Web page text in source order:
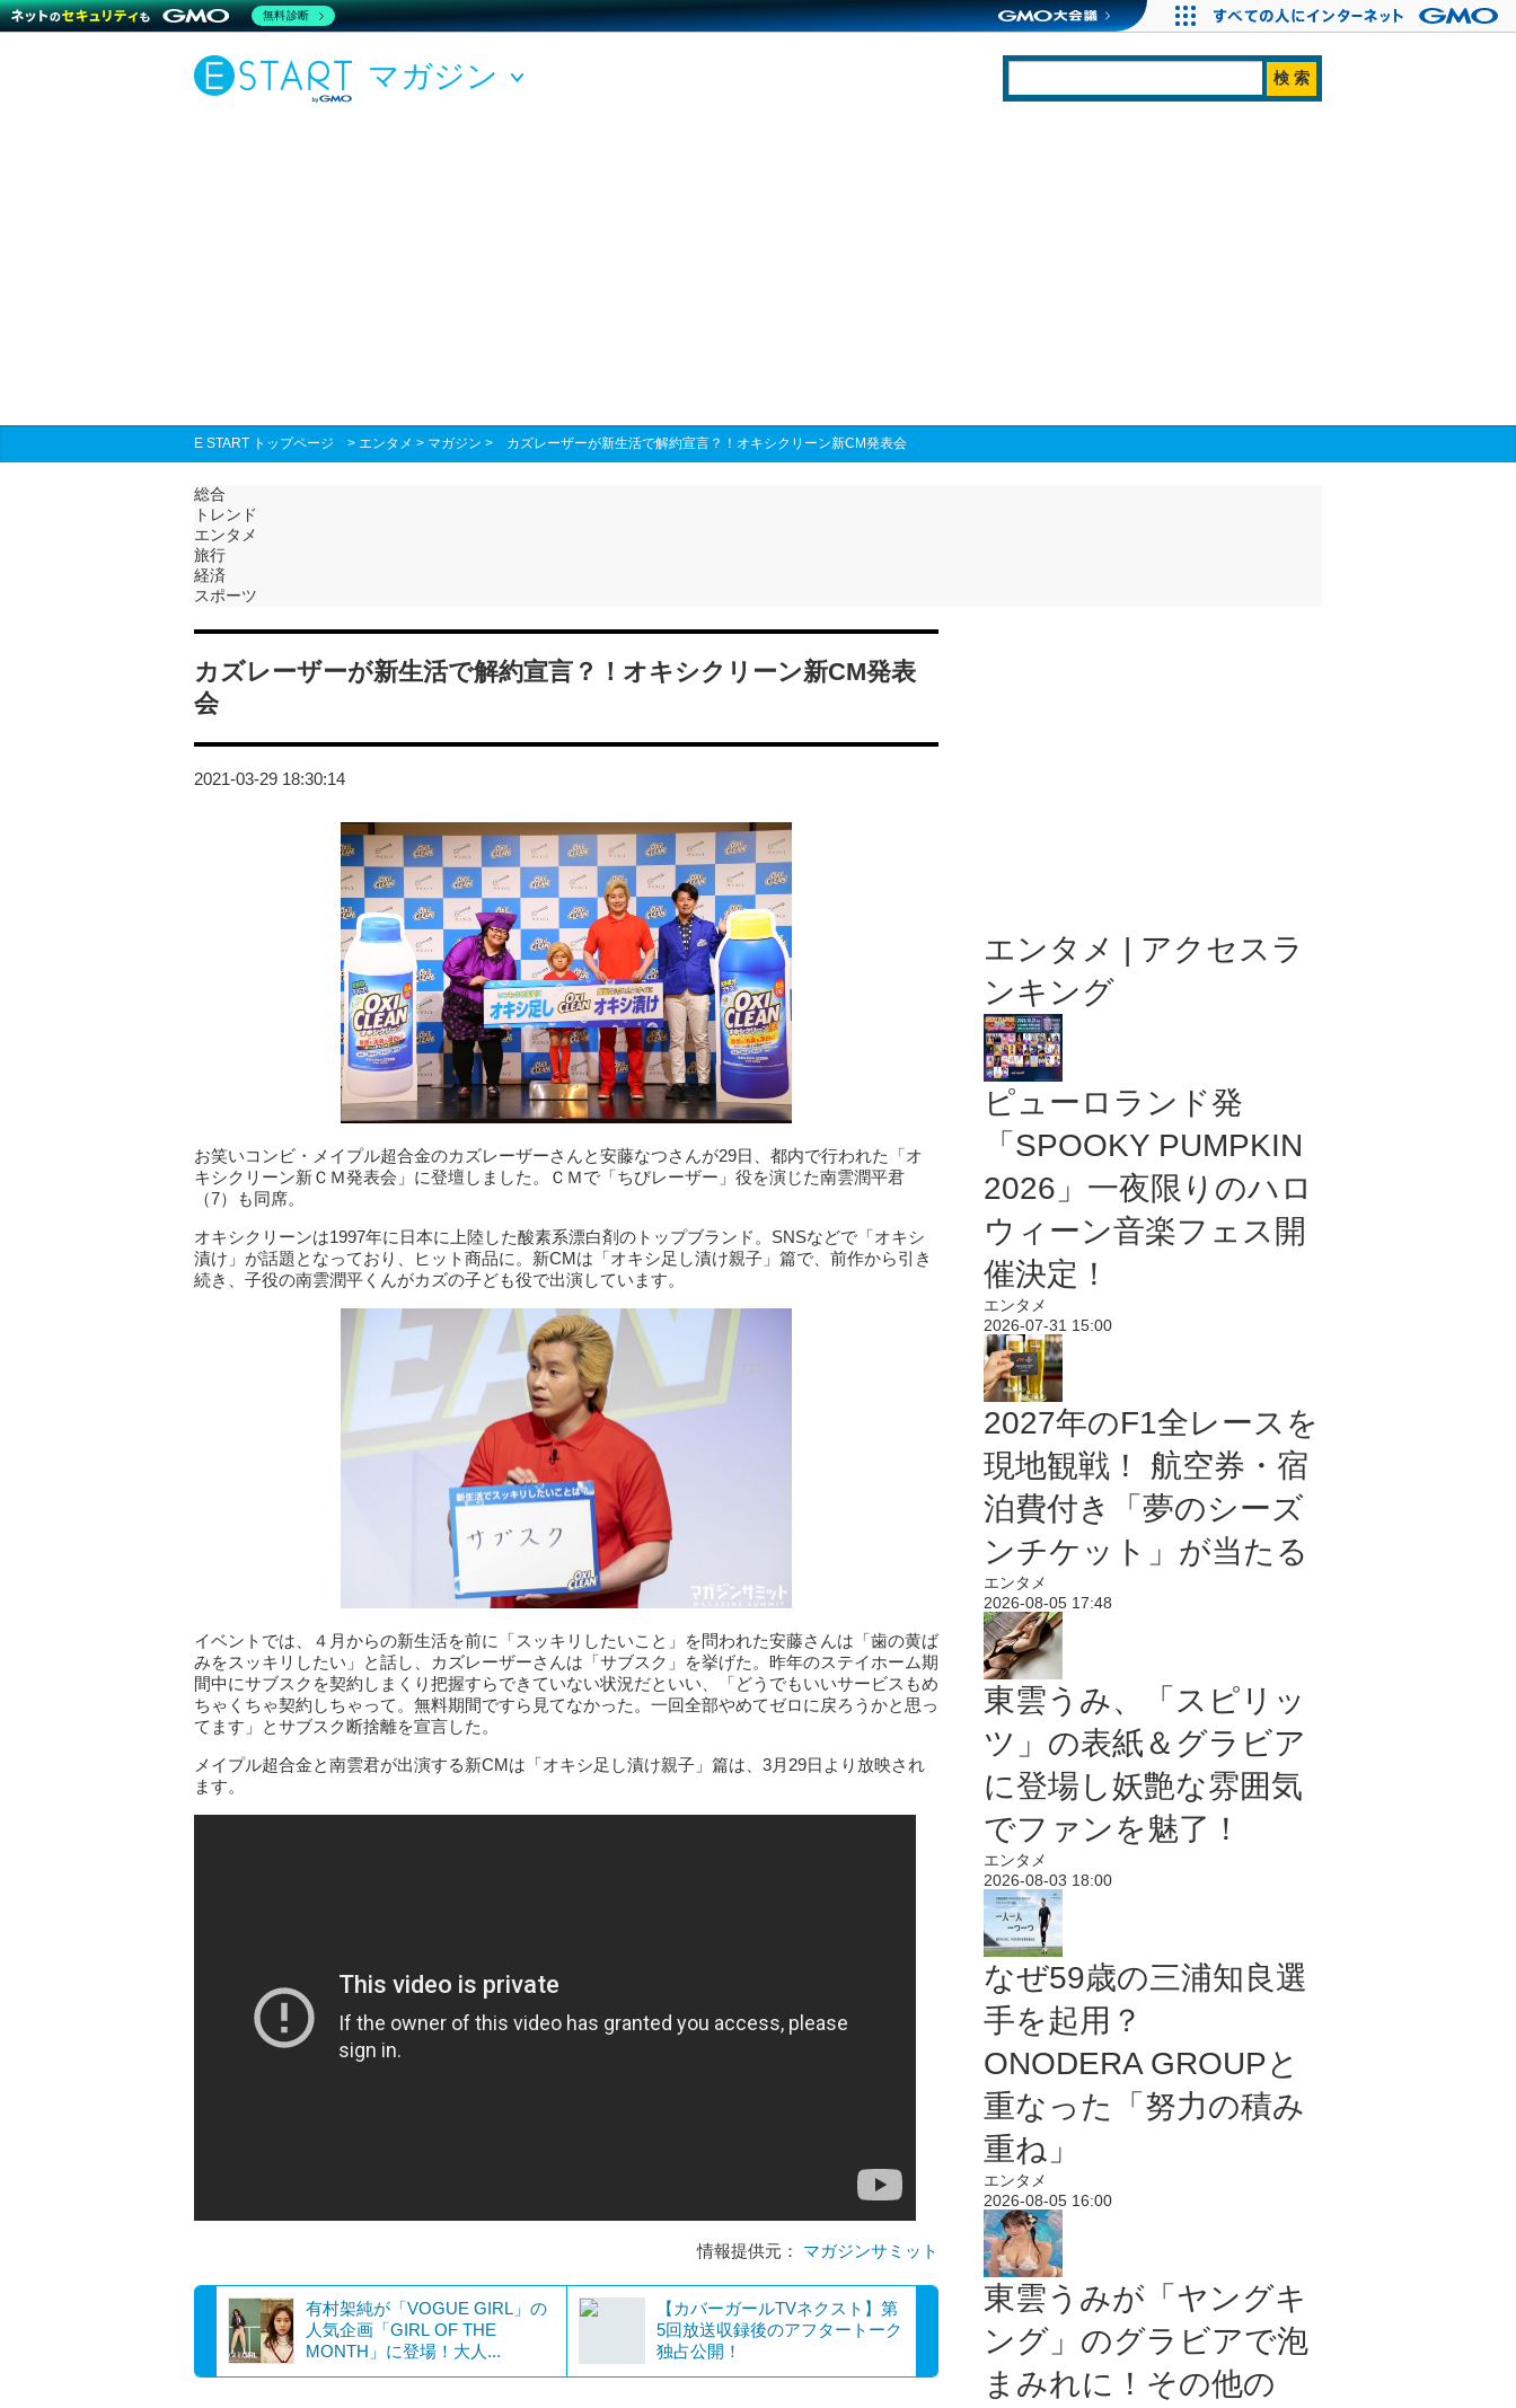
マガジン
E START トップページ > エンタメ > マガジン > カズレーザーが新生活で解約宣言？！オキシクリーン新CM発表会
総合
トレンド
エンタメ
旅行
経済
スポーツ
カズレーザーが新生活で解約宣言？！オキシクリーン新CM発表
会
2021-03-29 18:30:14
お笑いコンビ・メイプル超合金のカズレーザーさんと安藤なつさんが29日、都内で行われた「オ
キシクリーン新ＣＭ発表会」に登壇しました。ＣＭで「ちびレーザー」役を演じた南雲潤平君
（7）も同席。
オキシクリーンは1997年に日本に上陸した酸素系漂白剤のトップブランド。SNSなどで「オキシ
漬け」が話題となっており、ヒット商品に。新CMは「オキシ足し漬け親子」篇で、前作から引き
続き、子役の南雲潤平くんがカズの子ども役で出演しています。
イベントでは、４月からの新生活を前に「スッキリしたいこと」を問われた安藤さんは「歯の黄ば
みをスッキリしたい」と話し、カズレーザーさんは「サブスク」を挙げた。昨年のステイホーム期
間中にサブスクを契約しまくり把握すらできていない状況だといい、「どうでもいいサービスもめ
ちゃくちゃ契約しちゃって。無料期間ですら見てなかった。一回全部やめてゼロに戻ろうかと思っ
てます」とサブスク断捨離を宣言した。
メイプル超合金と南雲君が出演する新CMは「オキシ足し漬け親子」篇は、3月29日より放映され
ます。
情報提供元： マガジンサミット
有村架純が「VOGUE GIRL」の
人気企画「GIRL OF THE
MONTH」に登場！大人...
【カバーガールTVネクスト】第
5回放送収録後のアフタートーク
独占公開！
エンタメ | アクセスラ
ンキング
ピューロランド発
「SPOOKY PUMPKIN
2026」一夜限りのハロ
ウィーン音楽フェス開
催決定！
エンタメ
2026-07-31 15:00
2027年のF1全レースを
現地観戦！ 航空券・宿
泊費付き「夢のシーズ
ンチケット」が当たる
エンタメ
2026-08-05 17:48
東雲うみ、「スピリッ
ツ」の表紙＆グラビア
に登場し妖艶な雰囲気
でファンを魅了！
エンタメ
2026-08-03 18:00
なぜ59歳の三浦知良選
手を起用？
ONODERA GROUPと
重なった「努力の積み
重ね」
エンタメ
2026-08-05 16:00
東雲うみが「ヤングキ
ング」のグラビアで泡
まみれに！その他の
無料診断